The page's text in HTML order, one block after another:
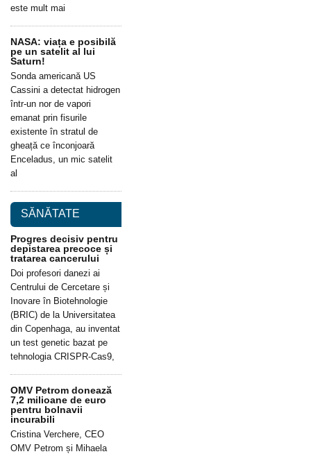
este mult mai
NASA: viața e posibilă
pe un satelit al lui
Saturn!
Sonda americană US
Cassini a detectat hidrogen
într-un nor de vapori
emanat prin fisurile
existente în stratul de
gheață ce înconjoară
Enceladus, un mic satelit
al
SĂNĂTATE
Progres decisiv pentru
depistarea precoce și
tratarea cancerului
Doi profesori danezi ai
Centrului de Cercetare și
Inovare în Biotehnologie
(BRIC) de la Universitatea
din Copenhaga, au inventat
un test genetic bazat pe
tehnologia CRISPR-Cas9,
OMV Petrom donează
7,2 milioane de euro
pentru bolnavii
incurabili
Cristina Verchere, CEO
OMV Petrom și Mihaela